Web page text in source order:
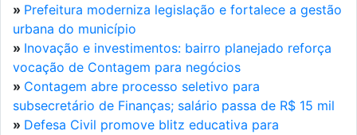
» Prefeitura moderniza legislação e fortalece a gestão
urbana do município
» Inovação e investimentos: bairro planejado reforça
vocação de Contagem para negócios
» Contagem abre processo seletivo para
subsecretário de Finanças; salário passa de R$ 15 mil
» Defesa Civil promove blitz educativa para